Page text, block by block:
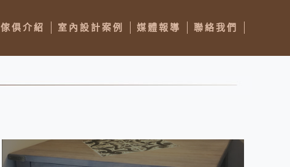
傢俱介紹 室內設計案例 媒體報導 聯絡我們